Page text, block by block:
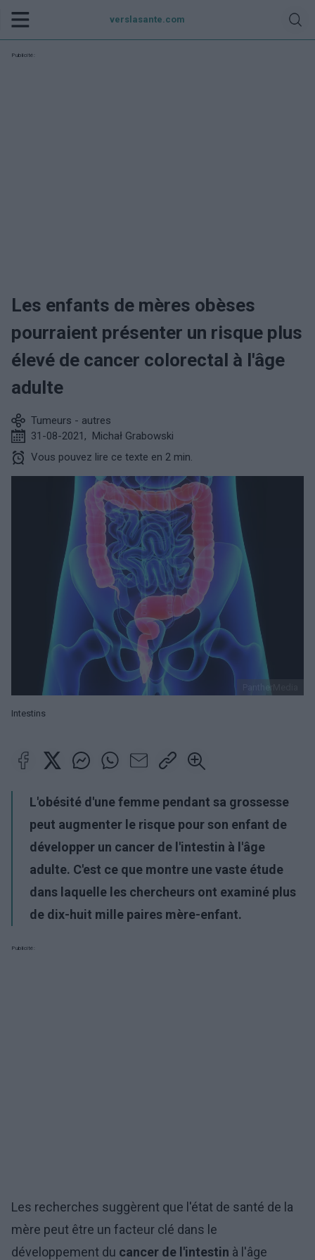
verslasante.com
Publicité:
Les enfants de mères obèses
pourraient présenter un risque plus
élevé de cancer colorectal à l'âge
adulte
Tumeurs - autres
31-08-2021 , Michał Grabowski
Vous pouvez lire ce texte en 2 min.
PantherMedia
Intestins
L'obésité d'une femme pendant sa grossesse
peut augmenter le risque pour son enfant de
développer un cancer de l'intestin à l'âge
adulte. C'est ce que montre une vaste étude
dans laquelle les chercheurs ont examiné plus
de dix-huit mille paires mère-enfant.
Publicité:
Les recherches suggèrent que l'état de santé de la
mère peut être un facteur clé dans le
développement du cancer de l'intestin à l'âge